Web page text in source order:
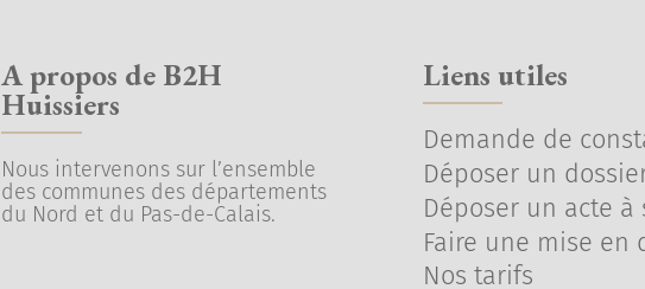
A propos de B2H
Huissiers
Nous intervenons sur l’ensemble
des communes des départements
du Nord et du Pas-de-Calais.
Liens utiles
Demande de
Déposer un
Déposer un acte à
Faire une mise en
Nos tarifs